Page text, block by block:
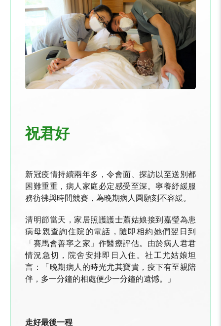
祝君好
新冠疫情持續兩年多，令會面、探訪以至送別都
困難重重，病人家庭必定感受至深。寧養紓緩服
務彷彿與時間競賽，為晚期病人圓願刻不容緩。
清明節當天，家居照護護士蕭姑娘接到嘉瑩為患
病母親查詢住院的電話，隨即相約她們翌日到
「賽馬會善寧之家」作醫療評估。由於病人君君
情況急切，院舍安排即日入住。社工尤姑娘坦
言：「晚期病人的時光尤其寶貴，疫下有至親陪
伴，多一分鐘的相處便少一分鐘的遺憾。」
走好最後一程